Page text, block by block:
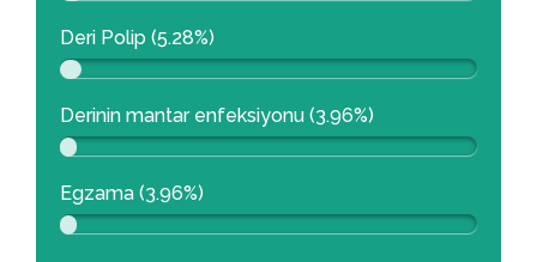
Deri Polip (5.28%)
Derinin mantar enfeksiyonu (3.96%)
Egzama (3.96%)